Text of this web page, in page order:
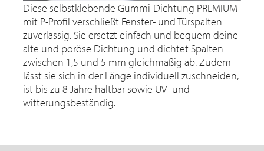
Diese selbstklebende Gummi-Dichtung PREMIUM
mit P-Profil verschließt Fenster- und Türspalten
zuverlässig. Sie ersetzt einfach und bequem deine
alte und poröse Dichtung und dichtet Spalten
zwischen 1,5 und 5 mm gleichmäßig ab. Zudem
lässt sie sich in der Länge individuell zuschneiden,
ist bis zu 8 Jahre haltbar sowie UV- und
witterungsbeständig.